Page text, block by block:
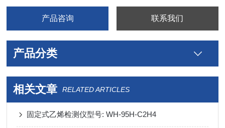
产品咨询 联系我们
产品分类
相关文章 RELATED ARTICLES
固定式乙烯检测仪型号: WH-95H-C2H4